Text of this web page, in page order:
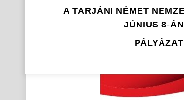
A TARJÁNI NÉMET
JÚNIUS 8-